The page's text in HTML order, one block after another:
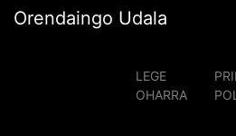
Orendaingo Udala
LEGE
OHARRA